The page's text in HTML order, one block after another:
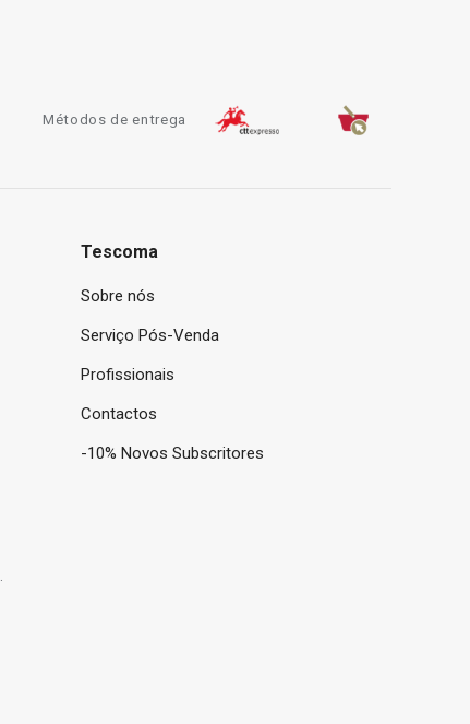
Métodos de entrega
Tescoma
Sobre nós
Serviço Pós-Venda
Profissionais
Contactos
-10% Novos Subscritores